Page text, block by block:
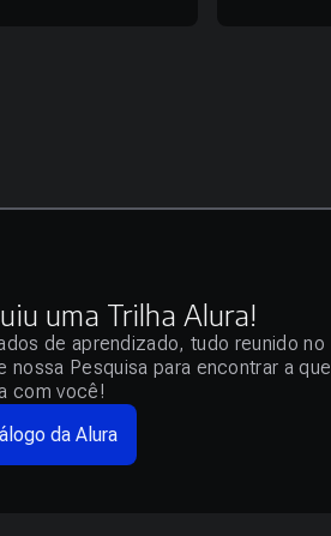
uma Trilha Alura!
de aprendizado, tudo reunido no
nossa Pesquisa para encontrar a que
com você!
da Alura